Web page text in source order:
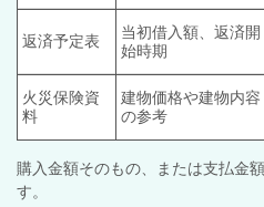
返済予定表
当初借入額、返済開
始時期
火災保険資
料
建物価格や建物内容
の参考
購入金額そのもの、または支払金
す。